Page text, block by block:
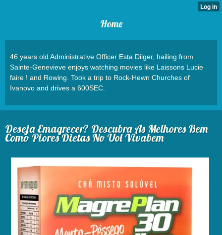
Home
46 years old Administrative Officer Esta Dilger, hailing from
Sainte-Genevieve enjoys watching movies like Laissons Lucie
faire ! and Rowing. Took a trip to Rock-Hewn Churches of
Ivanovo and drives a 600SEC.
Deseja Emagrecer? Descubra As Melhores Bem
Como Piores Dietas No Uol Vivabem